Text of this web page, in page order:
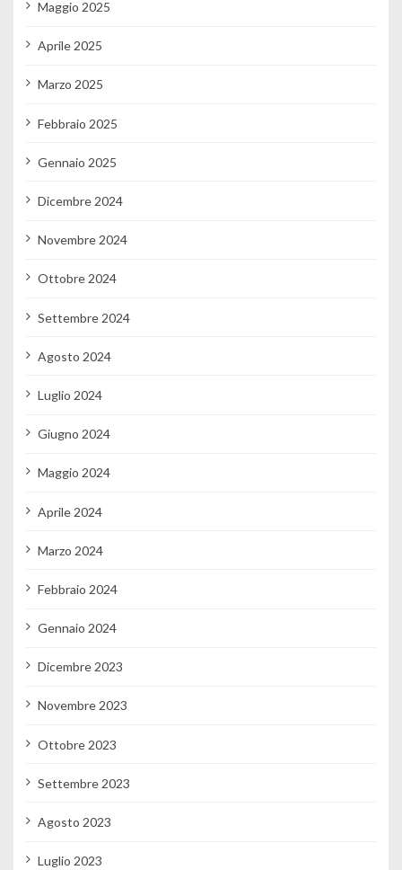
Maggio 2025
Aprile 2025
Marzo 2025
Febbraio 2025
Gennaio 2025
Dicembre 2024
Novembre 2024
Ottobre 2024
Settembre 2024
Agosto 2024
Luglio 2024
Giugno 2024
Maggio 2024
Aprile 2024
Marzo 2024
Febbraio 2024
Gennaio 2024
Dicembre 2023
Novembre 2023
Ottobre 2023
Settembre 2023
Agosto 2023
Luglio 2023